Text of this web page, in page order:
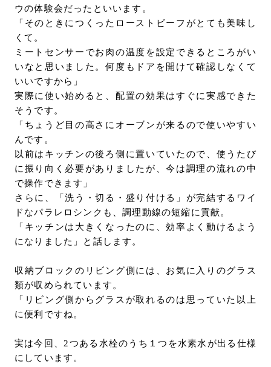
ウの体験会だったといいます。
「そのときにつくったローストビーフがとても美味し
くて。
ミートセンサーでお肉の温度を設定できるところがい
いなと思いました。何度もドアを開けて確認しなくて
いいですから」
実際に使い始めると、配置の効果はすぐに実感できた
そうです。
「ちょうど目の高さにオーブンが来るので使いやすい
んです。
以前はキッチンの後ろ側に置いていたので、使うたび
に振り向く必要がありましたが、今は調理の流れの中
で操作できます」
さらに、「洗う・切る・盛り付ける」が完結するワイ
ドなパラレロシンクも、調理動線の短縮に貢献。
「キッチンは大きくなったのに、効率よく動けるよう
になりました」と話します。
収納ブロックのリビング側には、お気に入りのグラス
類が収められています。
「リビング側からグラスが取れるのは思っていた以上
に便利ですね。
実は今回、2つある水栓のうち１つを水素水が出る仕様
にしています。